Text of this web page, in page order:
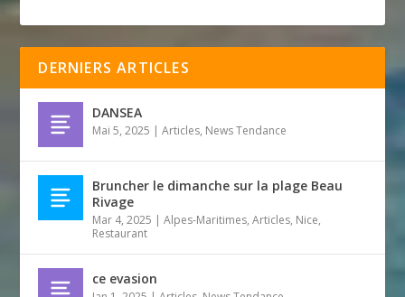
DERNIERS ARTICLES
DANSEA
Mai 5, 2025 |Articles, News Tendance
Bruncher le dimanche sur la plage Beau
Rivage
Mar 4, 2025 |Alpes-Maritimes,Articles, Nice,
Restaurant
ce evasion